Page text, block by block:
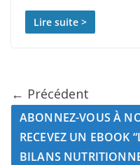
Lire suite >
← Précédent
ABONNEZ-VOUS À
RECEVEZ UN EBOOK
BILANS